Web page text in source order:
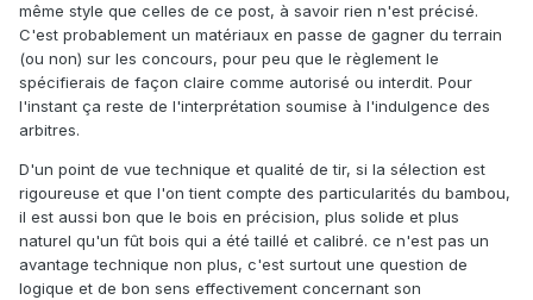
même style que celles de ce post, à savoir rien n'est précisé.
C'est probablement un matériaux en passe de gagner du terrain
(ou non) sur les concours, pour peu que le règlement le
spécifierais de façon claire comme autorisé ou interdit. Pour
l'instant ça reste de l'interprétation soumise à l'indulgence des
arbitres.
D'un point de vue technique et qualité de tir, si la sélection est
rigoureuse et que l'on tient compte des particularités du bambou,
il est aussi bon que le bois en précision, plus solide et plus
naturel qu'un fût bois qui a été taillé et calibré. ce n'est pas un
avantage technique non plus, c'est surtout une question de
logique et de bon sens effectivement concernant son